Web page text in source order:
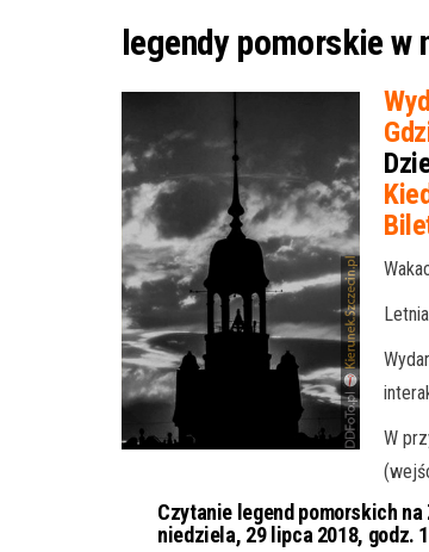
legendy pomorskie w
W
Czytanie legend pomorskich na
niedziela, 29 lipca 2018, godz.